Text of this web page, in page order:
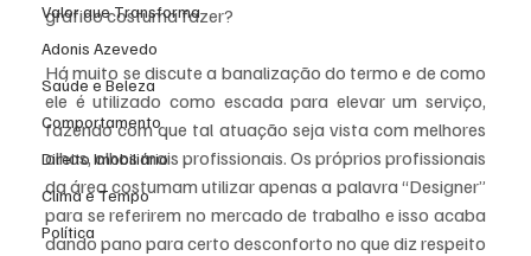
Valor que Transforma
Adonis Azevedo
Saúde e Beleza
Comportamento
Direito Imobiliário
Clima e Tempo
Política
gráfico costuma fazer?
Há muito se discute a banalização do termo e de como
ele é utilizado como escada para elevar um serviço,
fazendo com que tal atuação seja vista com melhores
olhos, olhos mais profissionais. Os próprios profissionais
da área costumam utilizar apenas a palavra “Designer”
para se referirem no mercado de trabalho e isso acaba
dando pano para certo desconforto no que diz respeito